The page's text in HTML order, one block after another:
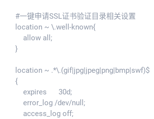
#一键申请SSL证书验证目录相关设置
location ~ \.well-known{
allow all;
}
location ~ .*\.(gif|jpg|jpeg|png|bmp|swf)$
{
expires 30d;
error_log /dev/null;
access_log off;